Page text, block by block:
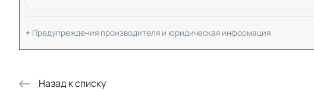
Предупреждения производителя и юридическая информация
Назад к списку